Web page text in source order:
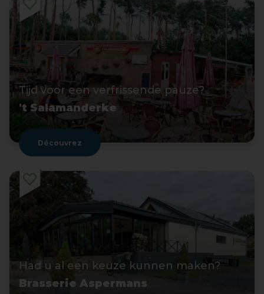
Tijd voor een verfrissende pauze?
't Salamanderke
Découvrez
Had u al een keuze kunnen maken?
Brasserie Aspermans